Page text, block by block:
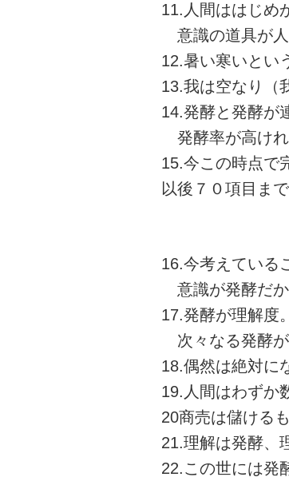
11.人間ははじめ
意識の道具が人
12.暑い寒いとい
13.我は空なり
14.発酵と発酵が
発酵率が高けれ
15.今この時点で
以後７０項目ま
16.今考えている
意識が発酵だか
17.発酵が理解度。
次々なる発酵が
18.偶然は絶対に
19.人間はわずか
20商売は儲ける
21.理解は発酵、
22.この世には発